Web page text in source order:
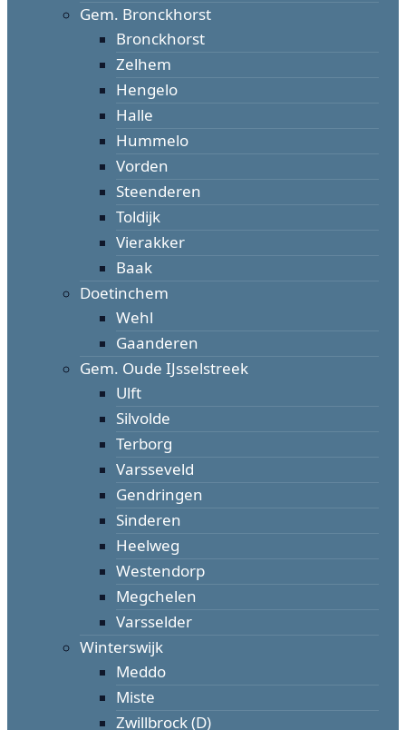
Gem. Bronckhorst
Bronckhorst
Zelhem
Hengelo
Halle
Hummelo
Vorden
Steenderen
Toldijk
Vierakker
Baak
Doetinchem
Wehl
Gaanderen
Gem. Oude IJsselstreek
Ulft
Silvolde
Terborg
Varsseveld
Gendringen
Sinderen
Heelweg
Westendorp
Megchelen
Varsselder
Winterswijk
Meddo
Miste
Zwillbrock (D)